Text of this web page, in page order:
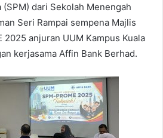
dari Sekolah Menengah
Seri Rampai sempena Majlis
2025 anjuran UUM Kampus Kuala
kerjasama Affin Bank Berhad.